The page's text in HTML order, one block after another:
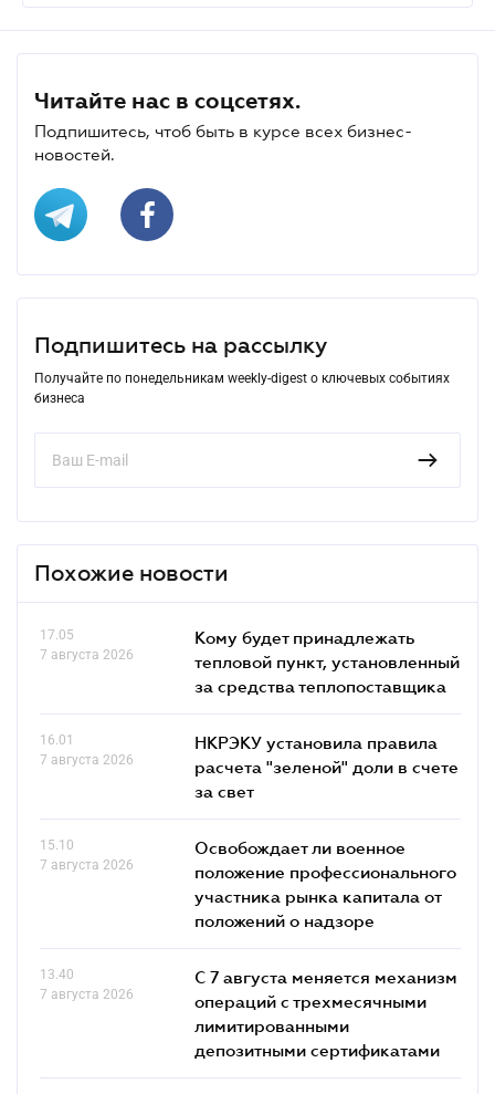
Читайте нас в соцсетях.
Подпишитесь, чтоб быть в курсе всех бизнес-
новостей.
Подпишитесь на рассылку
Получайте по понедельникам weekly-digest о ключевых событиях
бизнеса
Похожие новости
17.05
7 августа 2026
Кому будет принадлежать
тепловой пункт, установленный
за средства теплопоставщика
16.01
7 августа 2026
НКРЭКУ установила правила
расчета "зеленой" доли в счете
за свет
15.10
7 августа 2026
Освобождает ли военное
положение профессионального
участника рынка капитала от
положений о надзоре
13.40
7 августа 2026
С 7 августа меняется механизм
операций с трехмесячными
лимитированными
депозитными сертификатами